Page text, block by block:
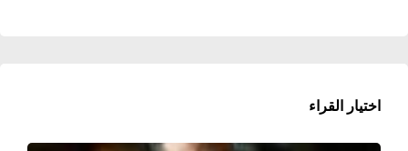
اختيار القراء